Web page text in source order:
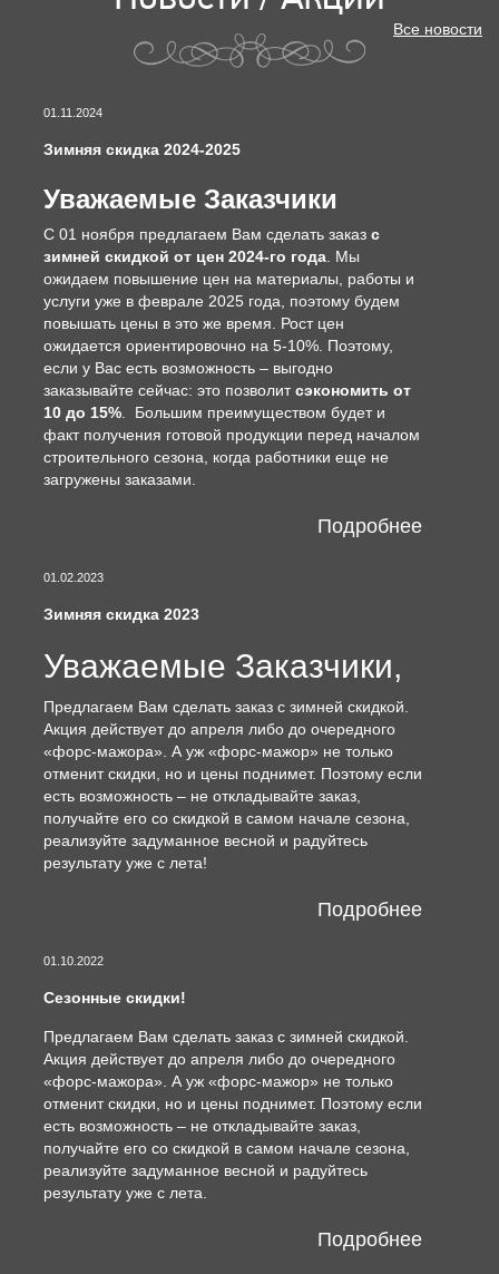
Все новости
01.11.2024
Зимняя скидка 2024-2025
Уважаемые Заказчики
С 01 ноября предлагаем Вам сделать заказ с
зимней скидкой от цен 2024-го года . Мы
ожидаем повышение цен на материалы, работы и
услуги уже в феврале 2025 года, поэтому будем
повышать цены в это же время. Рост цен
ожидается ориентировочно на 5-10%. Поэтому,
если у Вас есть возможность – выгодно
заказывайте сейчас: это позволитсэкономить от
10 до 15% . Большим преимуществом будет и
факт получения готовой продукции перед началом
строительного сезона, когда работники еще не
загружены заказами.
Подробнее
01.02.2023
Зимняя скидка 2023
Уважаемые Заказчики,
Предлагаем Вам сделать заказ с зимней скидкой.
Акция действует до апреля либо до очередного
«форс-мажора». А уж «форс-мажор» не только
отменит скидки, но и цены поднимет. Поэтому если
есть возможность – не откладывайте заказ,
получайте его со скидкой в самом начале сезона,
реализуйте задуманное весной и радуйтесь
результату уже с лета!
Подробнее
01.10.2022
Сезонные скидки!
Предлагаем Вам сделать заказ с зимней скидкой.
Акция действует до апреля либо до очередного
«форс-мажора». А уж «форс-мажор» не только
отменит скидки, но и цены поднимет. Поэтому если
есть возможность – не откладывайте заказ,
получайте его со скидкой в самом начале сезона,
реализуйте задуманное весной и радуйтесь
результату уже с лета.
Подробнее